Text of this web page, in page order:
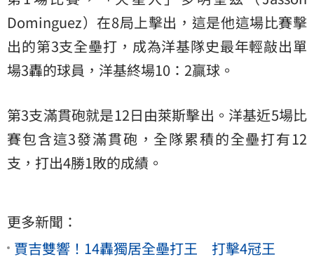
Dominguez）在8局上擊出，這是他這場比賽擊
出的第3支全壘打，成為洋基隊史最年輕敲出單
場3轟的球員，洋基終場10：2贏球。
第3支滿貫砲就是12日由萊斯擊出。洋基近5場比
賽包含這3發滿貫砲，全隊累積的全壘打有12
支，打出4勝1敗的成績。
更多新聞：
賈吉雙響！14轟獨居全壘打王 打擊4冠王